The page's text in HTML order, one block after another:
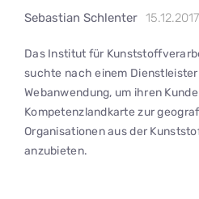
Sebastian Schlenter
Das Institut für
suchte nach einem
Webanwendung, um ihren
Kompetenzlandkarte zur
Organisationen aus der
anzubieten.